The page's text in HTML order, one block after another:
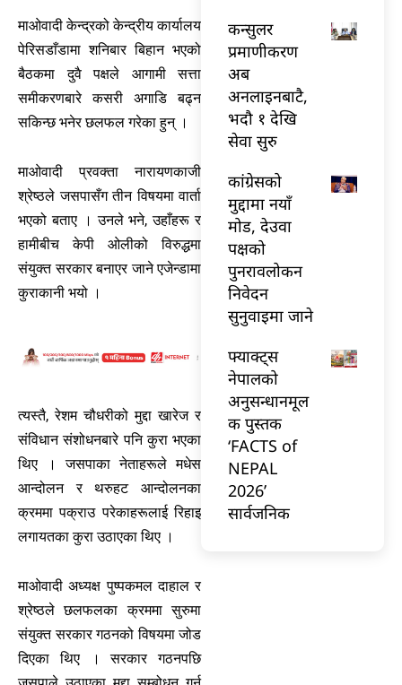
माओवादी केन्द्रको केन्द्रीय कार्यालय
पेरिसडाँडामा शनिबार बिहान भएको
बैठकमा दुवै पक्षले आगामी सत्ता
समीकरणबारे कसरी अगाडि बढ्न
सकिन्छ भनेर छलफल गरेका हुन् ।
माओवादी प्रवक्ता नारायणकाजी
श्रेष्ठले जसपासँग तीन विषयमा वार्ता
भएको बताए । उनले भने, उहाँहरू र
हामीबीच केपी ओलीको विरुद्धमा
संयुक्त सरकार बनाएर जाने एजेन्डामा
कुराकानी भयो ।
त्यस्तै, रेशम चौधरीको मुद्दा खारेज र
संविधान संशोधनबारे पनि कुरा भएका
थिए । जसपाका नेताहरूले मधेस
आन्दोलन र थरुहट आन्दोलनका
क्रममा पक्राउ परेकाहरूलाई रिहाइ
लगायतका कुरा उठाएका थिए ।
माओवादी अध्यक्ष पुष्पकमल दाहाल र
श्रेष्ठले छलफलका क्रममा सुरुमा
संयुक्त सरकार गठनको विषयमा जोड
दिएका थिए । सरकार गठनपछि
कन्सुलर
प्रमाणीकरण
अब
अनलाइनबाटै,
भदौ १ देखि
सेवा सुरु
कांग्रेसको
मुद्दामा नयाँ
मोड, देउवा
पक्षको
पुनरावलोकन
निवेदन
सुनुवाइमा जाने
फ्याक्ट्स
नेपालको
अनुसन्धानमूल
क पुस्तक
‘FACTS of
NEPAL
2026’
सार्वजनिक